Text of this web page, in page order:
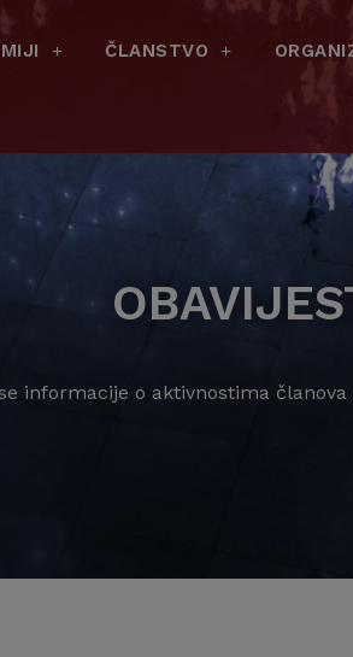
ČLANSTVO
informacije o aktivnostima